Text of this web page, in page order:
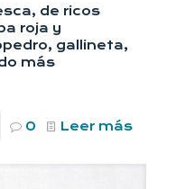
de ricos
roja y
gallineta,
más
0 Leer más